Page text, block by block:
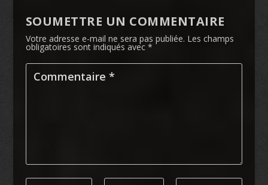
SOUMETTRE UN COMMENTAIRE
Votre adresse e-mail ne sera pas publiée. Les champs
obligatoires sont indiqués avec *